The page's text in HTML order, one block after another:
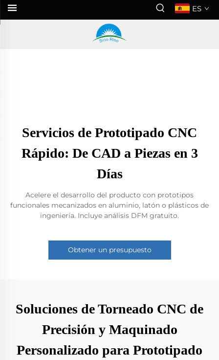
ES
Servicios de Prototipado CNC
Rápido: De CAD a Piezas en 3
Días
Acelere el desarrollo del producto con prototipos
funcionales mecanizados en aluminio, latón o plásticos de
ingeniería. Incluye análisis DFM gratuito.
Obtener un presupuesto
Soluciones de Torneado CNC de
Precisión y Maquinado
Personalizado para Prototipado